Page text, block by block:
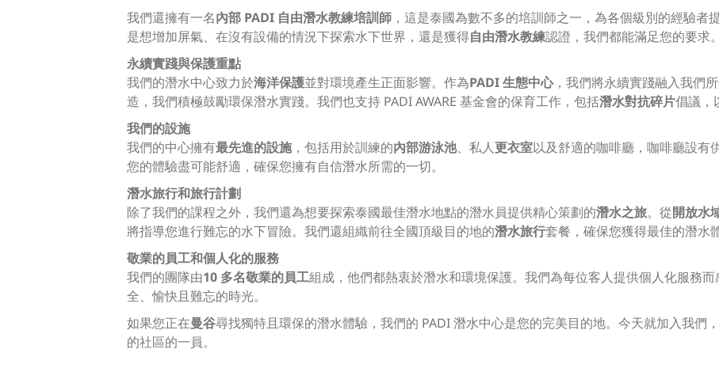
我們還擁有一名內部 PADI 自由潛水教練培訓師 ，這是泰國為數不多的培訓師之一，為各個級別的經驗者
是想增加屏氣、在沒有設備的情況下探索水下世界，還是獲得自由潛水教練認證，我們都能滿足您的要求。
永續實踐與保護重點
我們的潛水中心致力於海洋保護並對環境產生正面影響。作為PADI 生態中心，我們將永續實踐融入我們
造，我們積極鼓勵環保潛水實踐。我們也支持 PADI AWARE 基金會的保育工作，包括潛水對抗碎片倡議，
我們的設施
我們的中心擁有最先進的設施，包括用於訓練的內部游泳池、私人更衣室以及舒適的咖啡廳，咖啡廳設有
您的體驗盡可能舒適，確保您擁有自信潛水所需的一切。
潛水旅行和旅行計劃
除了我們的課程之外，我們還為想要探索泰國最佳潛水地點的潛水員提供精心策劃的潛水之旅。從開放水
將指導您進行難忘的水下冒險。我們還組織前往全國頂級目的地的潛水旅行套餐，確保您獲得最佳的潛水體
敬業的員工和個人化的服務
我們的團隊由10 多名敬業的員工組成，他們都熱衷於潛水和環境保護。我們為每位客人提供個人化服務
全、愉快且難忘的時光。
如果您正在曼谷尋找獨特且環保的潛水體驗，我們的 PADI 潛水中心是您的完美目的地。今天就加入我們
的社區的一員。